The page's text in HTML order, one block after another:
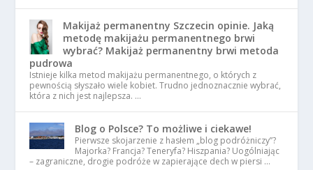
Makijaż permanentny Szczecin opinie. Jaką
metodę makijażu permanentnego brwi
wybrać? Makijaż permanentny brwi metoda
pudrowa
Istnieje kilka metod makijażu permanentnego, o których z
pewnością słyszało wiele kobiet. Trudno jednoznacznie wybrać,
która z nich jest najlepsza. …
Blog o Polsce? To możliwe i ciekawe!
Pierwsze skojarzenie z hasłem „blog podróżniczy”?
Majorka? Francja? Teneryfa? Hiszpania? Uogólniając
– zagraniczne, drogie podróże w zapierające dech w piersi …